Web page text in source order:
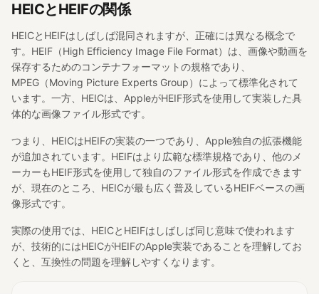
HEICとHEIFの関係
HEICとHEIFはしばしば混同されますが、正確には異なる概念で
す。HEIF（High Efficiency Image File Format）は、画像や動画を
保存するためのコンテナフォーマットの規格であり、
MPEG（Moving Picture Experts Group）によって標準化されて
います。一方、HEICは、AppleがHEIF形式を使用して実装した具
体的な画像ファイル形式です。
つまり、HEICはHEIFの実装の一つであり、Apple独自の拡張機能
が追加されています。HEIFはより広範な標準規格であり、他のメ
ーカーもHEIF形式を使用して独自のファイル形式を作成できます
が、現在のところ、HEICが最も広く普及しているHEIFベースの画
像形式です。
実際の使用では、HEICとHEIFはしばしば同じ意味で使われます
が、技術的にはHEICがHEIFのApple実装であることを理解してお
くと、互換性の問題を理解しやすくなります。